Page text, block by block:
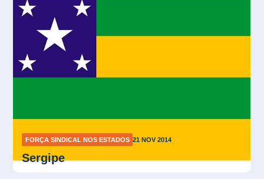
FORÇA SINDICAL NOS ESTADOS 21 NOV 2014
São Paulo